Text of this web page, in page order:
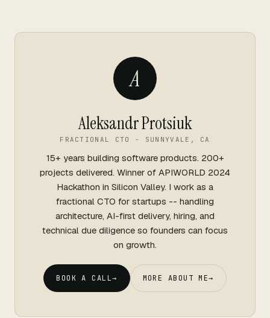
A
Aleksandr Protsiuk
FRACTIONAL CTO - SUNNYVALE, CA
15+ years building software products. 200+
projects delivered. Winner of APIWORLD 2024
Hackathon in Silicon Valley. I work as a
fractional CTO for startups -- handling
architecture, AI-first delivery, hiring, and
technical due diligence so founders can focus
on growth.
BOOK A CALL→ MORE ABOUT ME→